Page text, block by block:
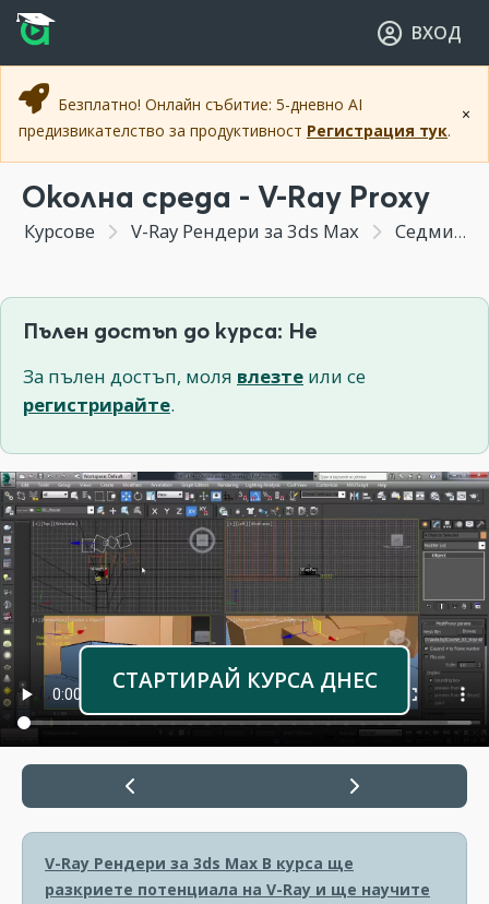
Прескочи към основното съдържание
Прескочи към навигацията
ВХОД
×
Безплатно! Онлайн събитие: 5-дневно AI
предизвикателство за продуктивност Регистрация тук.
Околна среда - V-Ray Proxy
Курсове V-Ray Рендери за 3ds Max Седмица 6 - Архитектурно визуализиране с V-Ray - Екстериор
Пълен достъп до курса: Не
За пълен достъп, моля влезте или се
регистрирайте.
СТАРТИРАЙ КУРСА ДНЕС
V-Ray Рендери за 3ds Max В курса ще
разкриете потенциала на V-Ray и ще научите